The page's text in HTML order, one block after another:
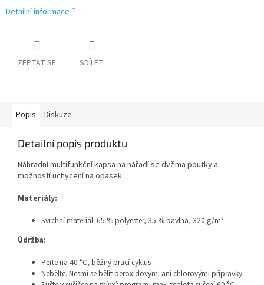
Detailní informace
ZEPTAT SE SDÍLET
Popis Diskuze
Detailní popis produktu
Náhradní multifunkční kapsa na nářadí se dvěma poutky a
možností uchycení na opasek.
Materiály:
Svrchní materiál: 65 % polyester, 35 % bavlna, 320 g/m²
Údržba:
Perte na 40 °C, běžný prací cyklus
Nebělte. Nesmí se bělit peroxidovými ani chlorovými přípravky